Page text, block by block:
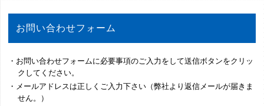
お問い合わせフォーム
・お問い合わせフォームに必要事項のご入力をして送信ボタンをクリッ
クしてください。
・メールアドレスは正しくご入力下さい（弊社より返信メールが届きま
せん。）